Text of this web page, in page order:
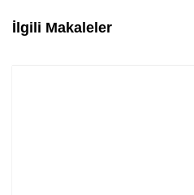
İlgili Makaleler